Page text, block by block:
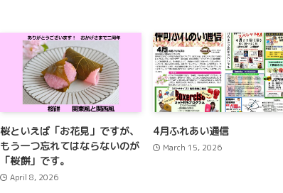
桜といえば「お花見」ですが、
もう一つ忘れてはならないのが
「桜餅」です。
April 8, 2026
4月ふれあい通信
March 15, 2026